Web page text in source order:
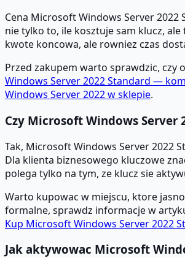
Cena Microsoft Windows Server
nie tylko to, ile kosztuje sam klucz,
kwote koncowa, ale rowniez czas
Przed zakupem warto sprawdzic,
Windows Server 2022 Standard —
Windows Server 2022 w sklepie.
Czy Microsoft Windows Server
Tak, Microsoft Windows Server 2022
Dla klienta biznesowego kluczowe
polega tylko na tym, ze klucz sie
Warto kupowac w miejscu, ktore
formalne, sprawdz informacje w
Kup Microsoft Windows Server 2022
Jak aktywowac Microsoft